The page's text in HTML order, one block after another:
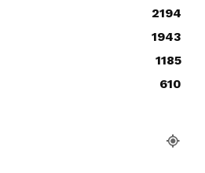
2194
1943
1185
610